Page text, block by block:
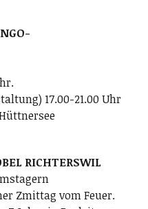
17.00-21.00 Uhr
RICHTERSWIL
Zmittag vom Feuer.